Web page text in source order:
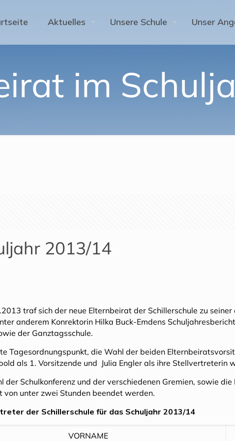
Aktuelles Unsere Schule Unser
im
2013/14
traf sich der neue Elternbeirat der Schillerschule zu
anderem Konrektorin Hilka Buck-Emdens
der Ganztagsschule.
Tagesordnungspunkt, die Wahl der beiden
als 1. Vorsitzende und Julia Engler als ihre Stellvertreterin
der Schulkonferenz und der verschiedenen Gremien, sowie
von unter zwei Stunden beendet werden.
der Schillerschule für das Schuljahr 2013/14
VORNAME